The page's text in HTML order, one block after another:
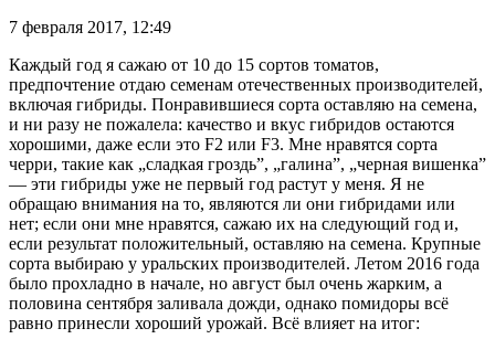
7 февраля 2017, 12:49
Каждый год я сажаю от 10 до 15 сортов томатов,
предпочтение отдаю семенам отечественных производителей,
включая гибриды. Понравившиеся сорта оставляю на семена,
и ни разу не пожалела: качество и вкус гибридов остаются
хорошими, даже если это F2 или F3. Мне нравятся сорта
черри, такие как „сладкая гроздь”, „галина”, „черная вишенка”
— эти гибриды уже не первый год растут у меня. Я не
обращаю внимания на то, являются ли они гибридами или
нет; если они мне нравятся, сажаю их на следующий год и,
если результат положительный, оставляю на семена. Крупные
сорта выбираю у уральских производителей. Летом 2016 года
было прохладно в начале, но август был очень жарким, а
половина сентября заливала дожди, однако помидоры всё
равно принесли хороший урожай. Всё влияет на итог: